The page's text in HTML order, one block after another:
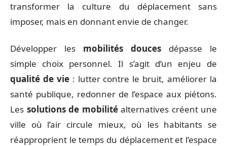
transformer la culture du déplacement sans
imposer, mais en donnant envie de changer.
Développer les mobilités douces dépasse le
simple choix personnel. Il s’agit d’un enjeu de
qualité de vie: lutter contre le bruit, améliorer la
santé publique, redonner de l’espace aux piétons.
Les solutions de mobilitéalternatives créent une
ville où l’air circule mieux, où les habitants se
réapproprient le temps du déplacement et l’espace